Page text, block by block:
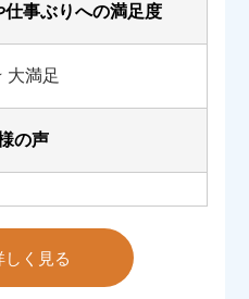
仕事ぶりへの満足度
満足
の声
しく見る